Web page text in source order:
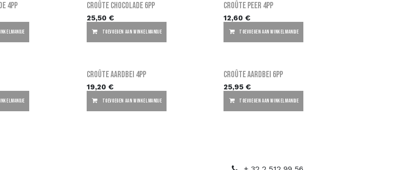
4PP Croûte Chocolade 6PP
25,50 €
TOEVOEGEN AAN WINKELMANDJE
Croûte Peer 4PP
12,60 €
TOEVOEGEN AAN WINKELMANDJE
Croûte Aardbei 4PP
19,20 €
TOEVOEGEN AAN WINKELMANDJE
Croûte Aardbei 6PP
25,95 €
TOEVOEGEN AAN WINKELMANDJE